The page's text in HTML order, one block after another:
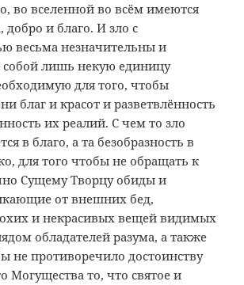
во вселенной во всём имеются
добро и благо. И зло с
весьма незначительны и
собой лишь некую единицу
для того, чтобы
благ и красот и разветвлённость
их реалий. С чем то зло
в благо, а та безобразность в
для того чтобы не обращать к
Сущему Творцу обиды и
от внешних бед,
и некрасивых вещей видимых
обладателей разума, а также
не противоречило достоинству
Могущества то, что святое и